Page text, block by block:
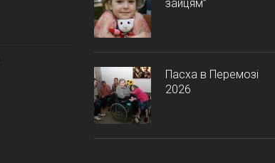
зайцям”
Пасха в Перемозі
2026